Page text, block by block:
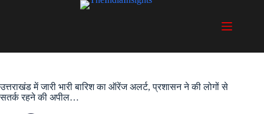
उत्तराखंड में जारी भारी बारिश का ऑरेंज अलर्ट, प्रशासन ने की लोगों से
सतर्क रहने की अपील…